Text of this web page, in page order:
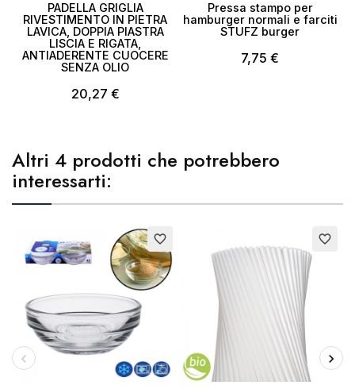
PADELLA GRIGLIA
RIVESTIMENTO IN PIETRA
LAVICA, DOPPIA PIASTRA
LISCIA E RIGATA,
ANTIADERENTE CUOCERE
SENZA OLIO
20,27 €
Pressa stampo per
hamburger normali e farciti
STUFZ burger
7,75 €
Altri 4 prodotti che potrebbero
interessarti:
favorite_border favorite_border